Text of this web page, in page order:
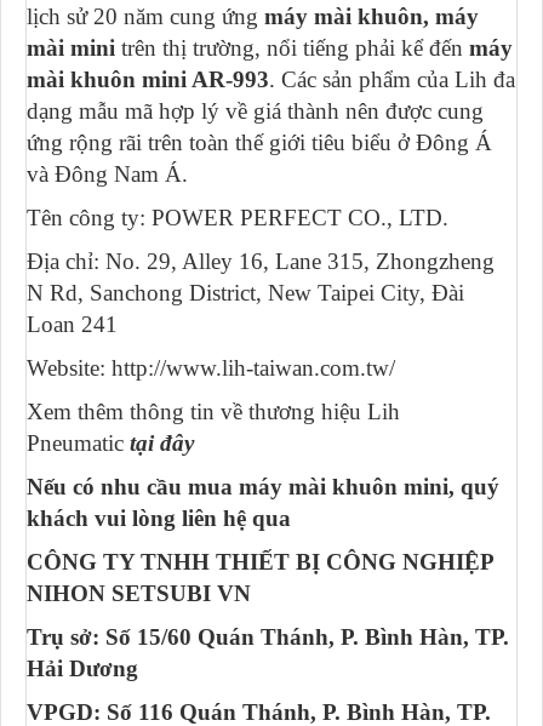
lịch sử 20 năm cung ứng máy mài khuôn, máy
mài mini trên thị trường, nổi tiếng phải kể đến máy
mài khuôn mini AR-993. Các sản phẩm của Lih đa
dạng mẫu mã hợp lý về giá thành nên được cung
ứng rộng rãi trên toàn thế giới tiêu biểu ở Đông Á
và Đông Nam Á.
Tên công ty: POWER PERFECT CO., LTD.
Địa chỉ: No. 29, Alley 16, Lane 315, Zhongzheng
N Rd, Sanchong District, New Taipei City, Đài
Loan 241
Website: http://www.lih-taiwan.com.tw/
Xem thêm thông tin về thương hiệu Lih
Pneumatic tại đây
Nếu có nhu cầu mua máy mài khuôn mini, quý
khách vui lòng liên hệ qua
CÔNG TY TNHH THIẾT BỊ CÔNG NGHIỆP
NIHON SETSUBI VN
Trụ sở: Số 15/60 Quán Thánh, P. Bình Hàn, TP.
Hải Dương
VPGD: Số 116 Quán Thánh, P. Bình Hàn, TP.